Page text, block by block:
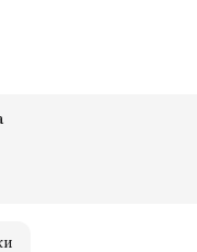
СБП или наличными